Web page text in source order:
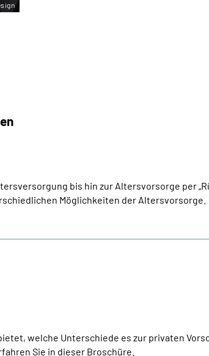
bis hin zur Altersvorsorge per
Möglichkeiten der Altersvorsorge.
welche Unterschiede es zur privaten
Sie in dieser Broschüre.